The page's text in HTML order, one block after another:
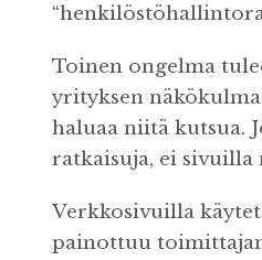
Toinen ongelma
yrityksen
haluaa niitä kutsua.
ratkaisuja, ei
Verkkosivuilla
painottuu